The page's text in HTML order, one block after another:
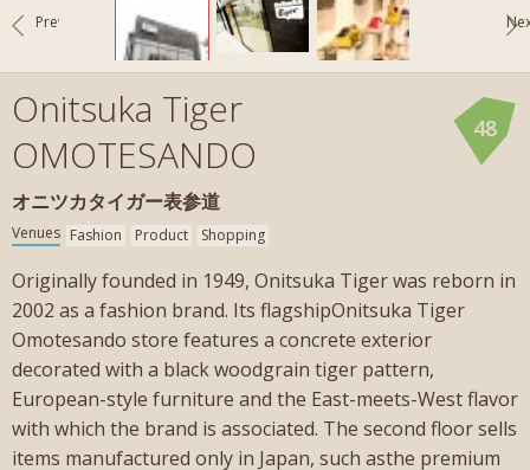
Prev
48
Onitsuka Tiger
OMOTESANDO
オニツカタイガー表参道
Venues Fashion Product Shopping
Originally founded in 1949, Onitsuka Tiger was reborn in
2002 as a fashion brand. Its flagshipOnitsuka Tiger
Omotesando store features a concrete exterior
decorated with a black woodgrain tiger pattern,
European-style furniture and the East-meets-West flavor
with which the brand is associated. The second floor sells
items manufactured only in Japan, such asthe premium